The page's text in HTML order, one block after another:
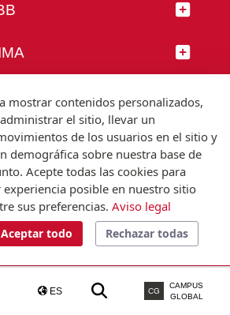
ES CG
CAMPUS
GLOBAL
Pompeu Fabra
Barcelona
93 542 20 00
mostrar contenidos personalizados,
el sitio, llevar un
de los usuarios en el sitio y
demográfica sobre nuestra base de
Acepte todas las cookies para
posible en nuestro sitio
sus preferencias. Aviso legal
Aceptar todo Rechazar todas